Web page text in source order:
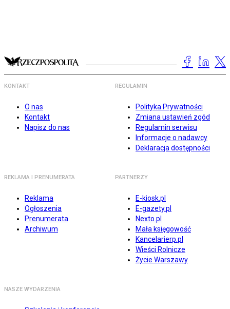
KONTAKT
O nas
Kontakt
Napisz do nas
REGULAMIN
Polityka Prywatności
Zmiana ustawień zgód
Regulamin serwisu
Informacje o nadawcy
Deklaracja dostępności
REKLAMA I PRENUMERATA
Reklama
Ogłoszenia
Prenumerata
Archiwum
PARTNERZY
E-kiosk.pl
E-gazety.pl
Nexto.pl
Mała księgowość
Kancelarierp.pl
Wieści Rolnicze
Życie Warszawy
NASZE WYDARZENIA